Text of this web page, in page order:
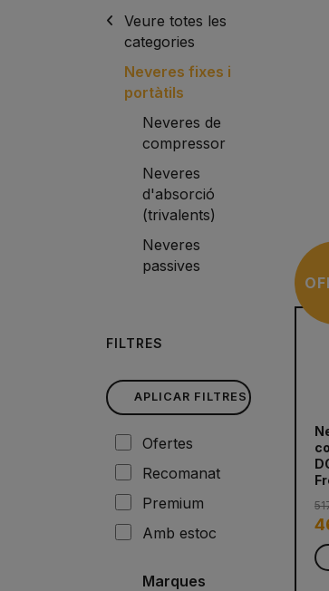
Veure totes les
categories
Neveres fixes i
portàtils
Neveres de
compressor
Neveres
d'absorció
(trivalents)
Neveres
passives
FILTRES
APLICAR FILTRES
Ofertes
Recomanat
Premium
Amb estoc
Marques